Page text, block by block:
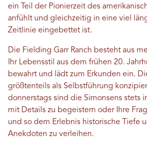
ein Teil der Pionierzeit des
anfühlt und gleichzeitig in eine viel
Zeitlinie eingebettet ist.
Die Fielding Garr Ranch besteht aus
Ihr Lebensstil aus dem frühen 20.
bewahrt und lädt zum Erkunden ein.
größtenteils als Selbstführung
donnerstags sind die Simonsens stets
mit Details zu begeistern oder Ihre
und so dem Erlebnis historische Tiefe
Anekdoten zu verleihen.